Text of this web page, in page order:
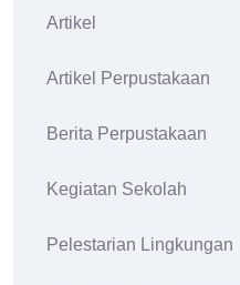
Artikel
Artikel Perpustakaan
Berita Perpustakaan
Kegiatan Sekolah
Pelestarian Lingkungan